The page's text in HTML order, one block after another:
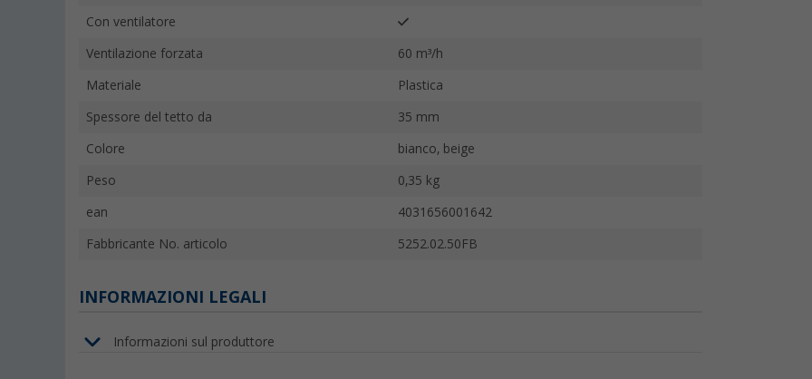
Con ventilatore
Ventilazione forzata 60 m³/h
Materiale Plastica
Spessore del tetto da 35 mm
Colore bianco, beige
Peso 0,35 kg
ean 4031656001642
Fabbricante No. articolo 5252.02.50FB
INFORMAZIONI LEGALI
Informazioni sul produttore